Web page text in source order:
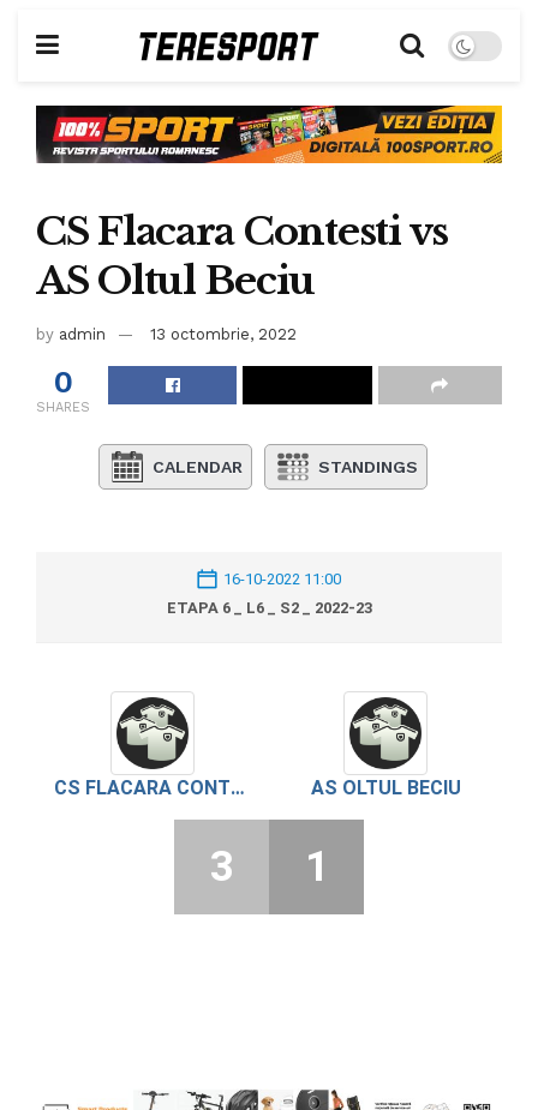
CS Flacara Contesti vs
AS Oltul Beciu
by admin 13 octombrie, 2022
0
SHARES
CALENDAR STANDINGS
16-10-2022 11:00
ETAPA 6 _ L6 _ S2 _ 2022-23
CS FLACARA CONTESTI AS OLTUL BECIU
3 1